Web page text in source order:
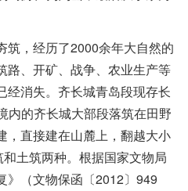
筑，经历了2000余年大自然的
路、开矿、战争、农业生产等
经消失。齐长城青岛段现存长
内的齐长城大部段落筑在田野
，直接建在山麓上，翻越大小
土筑两种。根据国家文物局
》（文物保函〔2012〕949